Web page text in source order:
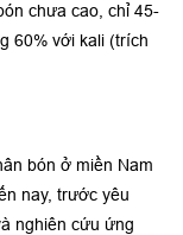
chưa cao, chỉ 45-
60% với kali (trích
bón ở miền Nam
nay, trước yêu
nghiên cứu ứng